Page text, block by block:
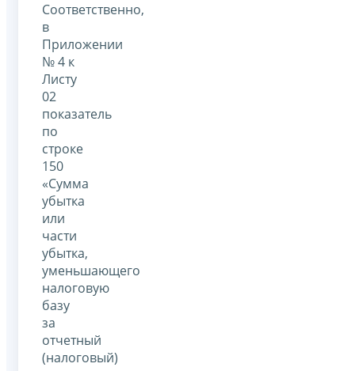
Соответственно,
в
Приложении
№ 4 к
Листу
02
показатель
по
строке
150
«Сумма
убытка
или
части
убытка,
уменьшающего
налоговую
базу
за
отчетный
(налоговый)